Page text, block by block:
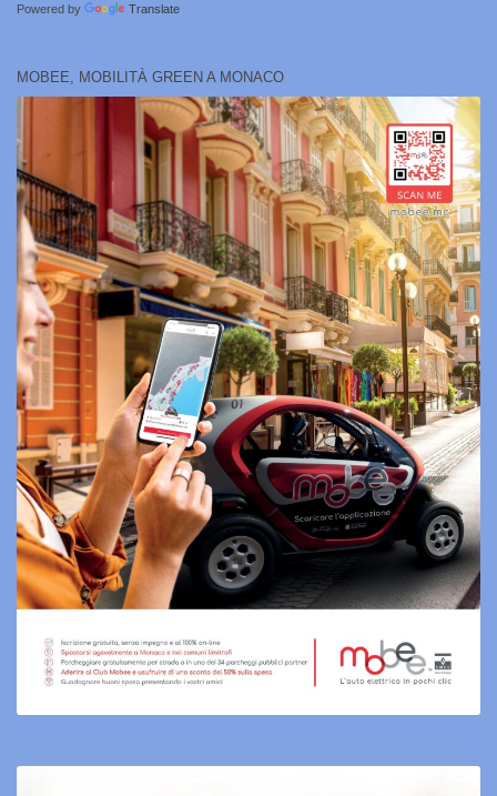
Powered by Translate
MOBEE, MOBILITÀ GREEN A MONACO